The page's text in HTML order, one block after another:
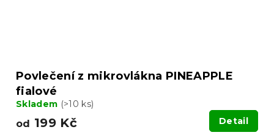
Povlečení z mikrovlákna PINEAPPLE
fialové
Skladem (>10 ks)
od 199 Kč Detail